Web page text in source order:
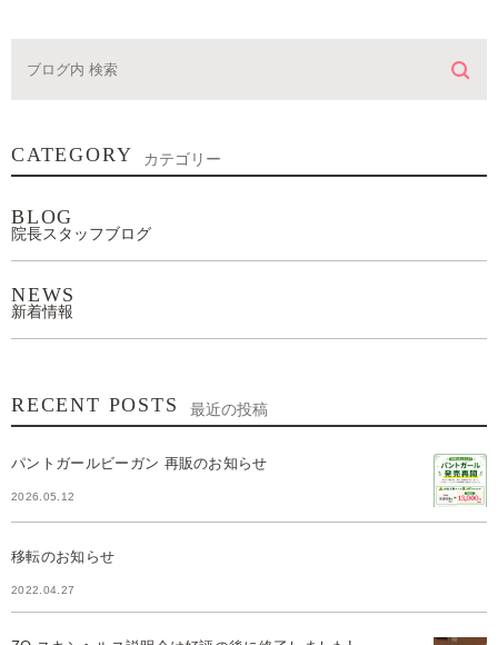
CATEGORY カテゴリー
BLOG
院長スタッフブログ
NEWS
新着情報
RECENT POSTS 最近の投稿
パントガールビーガン 再販のお知らせ
2026.05.12
移転のお知らせ
2022.04.27